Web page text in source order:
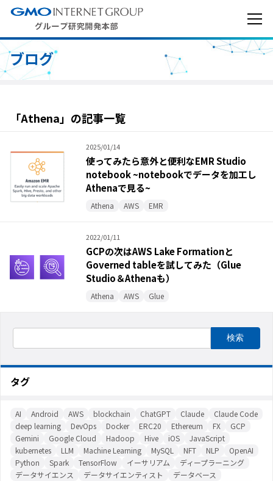
ブログ
「Athena」の記事一覧
2025/01/14
使ってみたら意外と便利なEMR Studio
notebook ~notebookでデータを加工し
Athenaで見る~
Athena AWS EMR
2022/01/11
GCPの次はAWS Lake Formationと
Governed tableを試してみた（Glue
Studio＆Athenaも）
Athena AWS Glue
タグ
AI Android AWS blockchain ChatGPT Claude
Claude Code
deep learning
DevOps Docker ERC20 Ethereum FX
GCP
Gemini
Google Cloud Hadoop Hive iOS
JavaScript
kubernetes
LLM Machine Learning MySQL NFT NLP
OpenAI
Python
Spark TensorFlow イーサリアム
ディープラーニング
データサイエンス
データサイエンティスト
データベース